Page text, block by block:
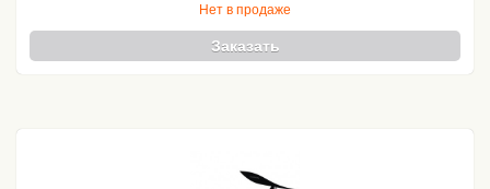
Нет в продаже
Заказать